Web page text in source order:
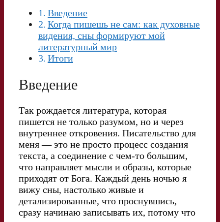
Введение
Когда пишешь не сам: как духовные
видения, сны формируют мой
литературный мир
Итоги
Введение
Так рождается литература, которая
пишется не только разумом, но и через
внутреннее откровения. Писательство для
меня — это не просто процесс создания
текста, а соединение с чем-то большим,
что направляет мысли и образы, которые
приходят от Бога. Каждый день ночью я
вижу сны, настолько живые и
детализированные, что проснувшись,
сразу начинаю записывать их, потому что